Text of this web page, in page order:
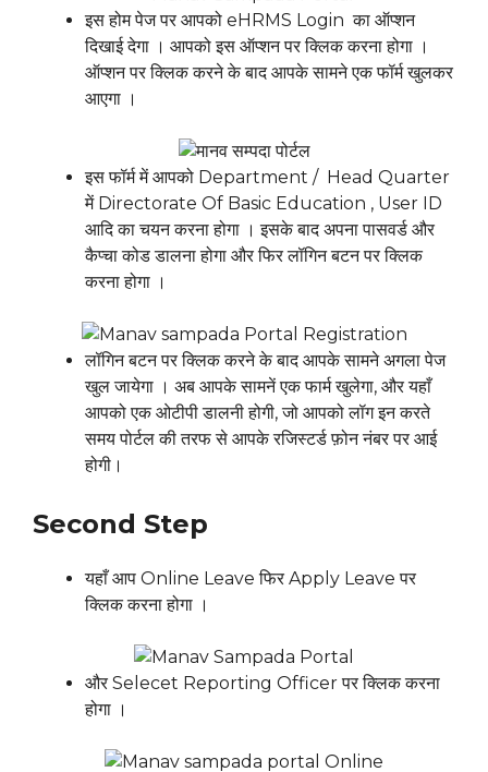
इस होम पेज पर आपको eHRMS Login का ऑप्शन
दिखाई देगा । आपको इस ऑप्शन पर क्लिक करना होगा ।
ऑप्शन पर क्लिक करने के बाद आपके सामने एक फॉर्म खुलकर
आएगा ।
इस फॉर्म में आपको Department / Head Quarter
में Directorate Of Basic Education , User ID
आदि का चयन करना होगा । इसके बाद अपना पासवर्ड और
कैप्चा कोड डालना होगा और फिर लॉगिन बटन पर क्लिक
करना होगा ।
लॉगिन बटन पर क्लिक करने के बाद आपके सामने अगला पेज
खुल जायेगा । अब आपके सामनें एक फार्म खुलेगा, और यहाँ
आपको एक ओटीपी डालनी होगी, जो आपको लॉग इन करते
समय पोर्टल की तरफ से आपके रजिस्टर्ड फ़ोन नंबर पर आई
होगी।
Second Step
यहाँ आप Online Leave फिर Apply Leave पर
क्लिक करना होगा ।
और Selecet Reporting Officer पर क्लिक करना
होगा ।